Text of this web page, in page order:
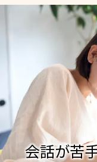
会話が苦